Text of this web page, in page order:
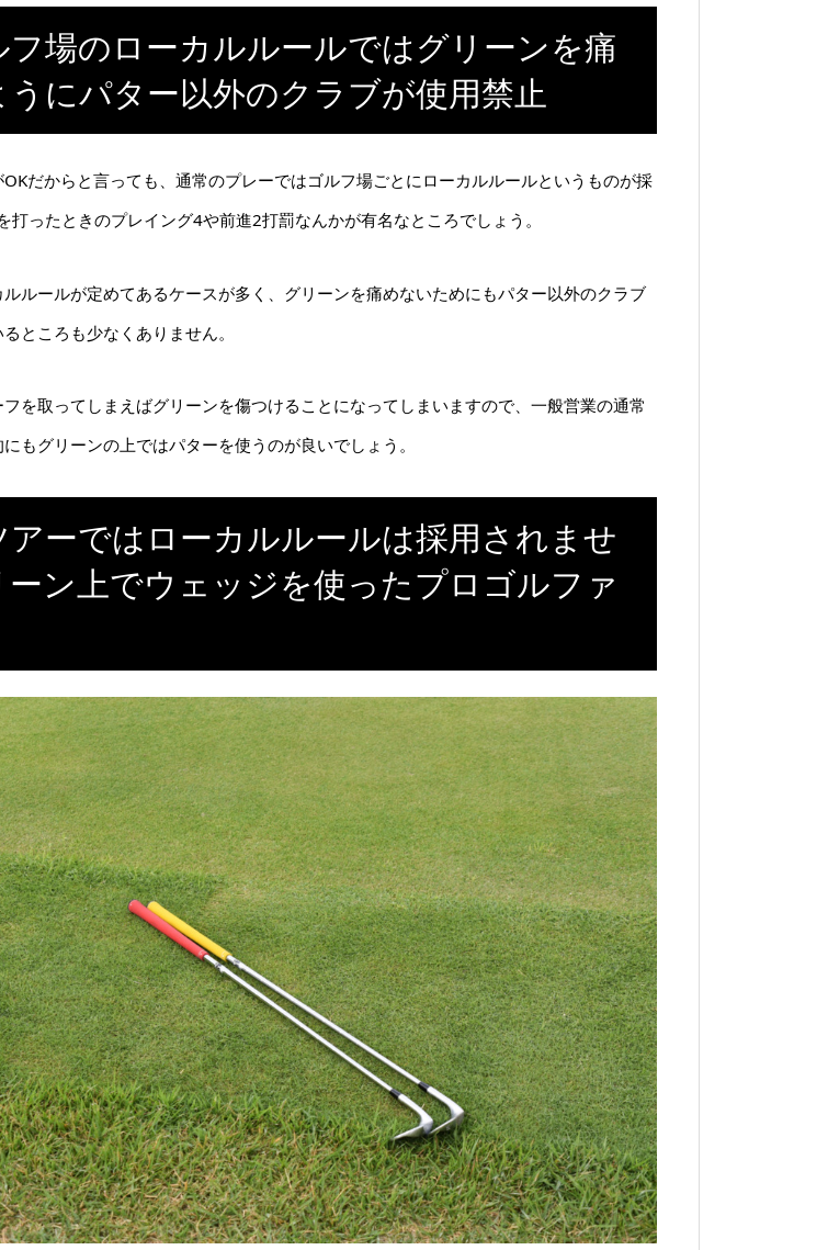
場のローカルルールではグリーンを痛
にパター以外のクラブが使用禁止
だからと言っても、通常のプレーではゴルフ場ごとにローカルルールというものが採
打ったときのプレイング4や前進2打罰なんかが有名なところでしょう。
ルールが定めてあるケースが多く、グリーンを痛めないためにもパター以外のクラブ
ところも少なくありません。
を取ってしまえばグリーンを傷つけることになってしまいますので、一般営業の通常
もグリーンの上ではパターを使うのが良いでしょう。
アーではローカルルールは採用されませ
ン上でウェッジを使ったプロゴルファ